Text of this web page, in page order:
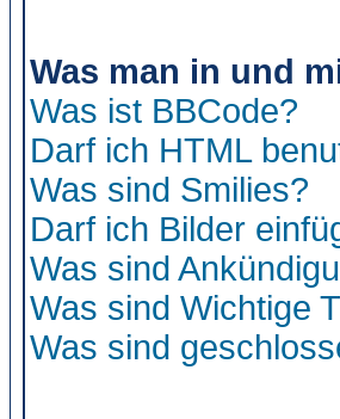
Was man in und
Was ist BBCode?
Darf ich HTML
Was sind Smilies?
Darf ich Bilder
Was sind
Was sind Wichtige
Was sind